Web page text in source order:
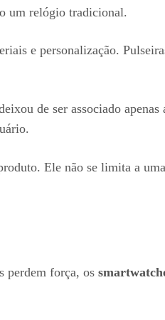
um relógio tradicional.
e personalização.
de ser associado
Ele não se limita a
perdem força, os